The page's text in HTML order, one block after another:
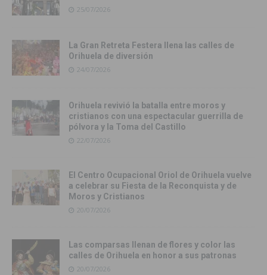
25/07/2026
La Gran Retreta Festera llena las calles de
Orihuela de diversión
24/07/2026
Orihuela revivió la batalla entre moros y
cristianos con una espectacular guerrilla de
pólvora y la Toma del Castillo
22/07/2026
El Centro Ocupacional Oriol de Orihuela vuelve
a celebrar su Fiesta de la Reconquista y de
Moros y Cristianos
20/07/2026
Las comparsas llenan de flores y color las
calles de Orihuela en honor a sus patronas
20/07/2026